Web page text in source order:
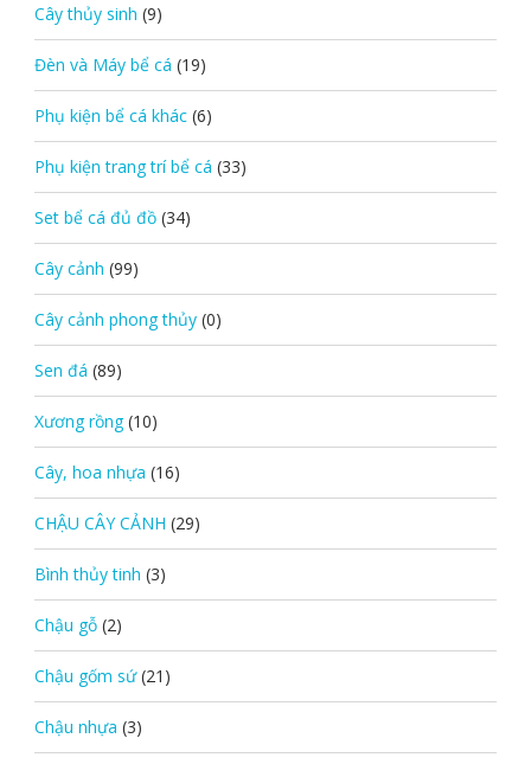
Cây thủy sinh (9)
Đèn và Máy bể cá (19)
Phụ kiện bể cá khác (6)
Phụ kiện trang trí bể cá (33)
Set bể cá đủ đồ (34)
Cây cảnh (99)
Cây cảnh phong thủy (0)
Sen đá (89)
Xương rồng (10)
Cây, hoa nhựa (16)
CHẬU CÂY CẢNH (29)
Bình thủy tinh (3)
Chậu gỗ (2)
Chậu gốm sứ (21)
Chậu nhựa (3)